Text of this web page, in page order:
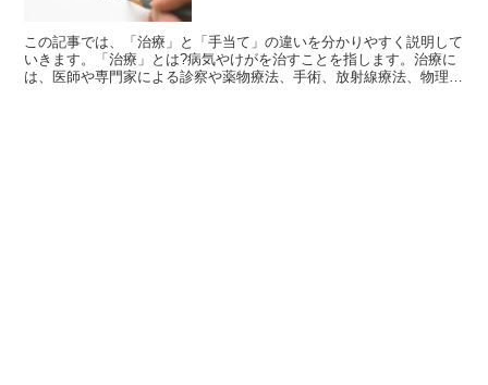
この記事では、「治療」と「手当て」の違いを分かりやすく説明して
いきます。「治療」とは?病気やけがを治すことを指します。治療に
は、医師や専門家による診察や薬物療法、手術、放射線療法、物理療